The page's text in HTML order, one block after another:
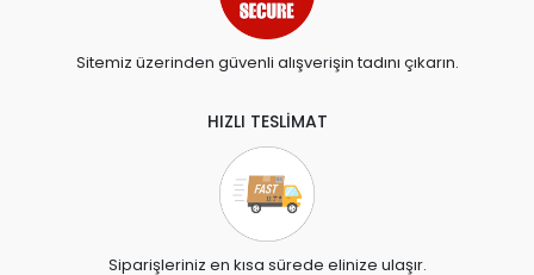
Sitemiz üzerinden güvenli alışverişin tadını çıkarın.
HIZLI TESLİMAT
Siparişleriniz en kısa sürede elinize ulaşır.